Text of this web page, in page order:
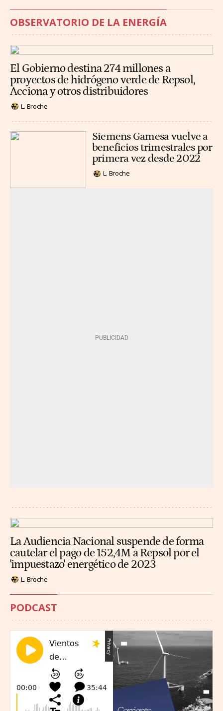
OBSERVATORIO DE LA ENERGÍA
El Gobierno destina 274 millones a
proyectos de hidrógeno verde de Repsol,
Acciona y otros distribuidores
L. Broche
Siemens Gamesa vuelve a
beneficios trimestrales por
primera vez desde 2022
L. Broche
La Audiencia Nacional suspende de forma
cautelar el pago de 152,4M a Repsol por el
'impuestazo' energético de 2023
L. Broche
PODCAST